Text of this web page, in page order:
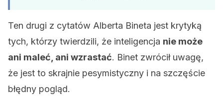
Ten drugi z cytatów Alberta Bineta jest krytyką
tych, którzy twierdzili, że inteligencja nie może
ani maleć, ani wzrastać. Binet zwrócił uwagę,
że jest to skrajnie pesymistyczny i na szczęście
błędny pogląd.